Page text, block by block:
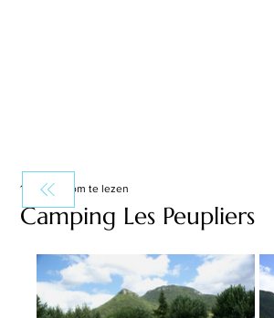
Camping Les Peupliers
1 minuten om te lezen